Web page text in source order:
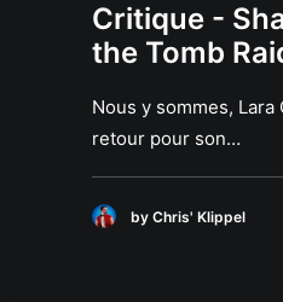
Critique -
the Tomb
Nous y sommes, Lara
retour pour son…
by Chris' Klippel